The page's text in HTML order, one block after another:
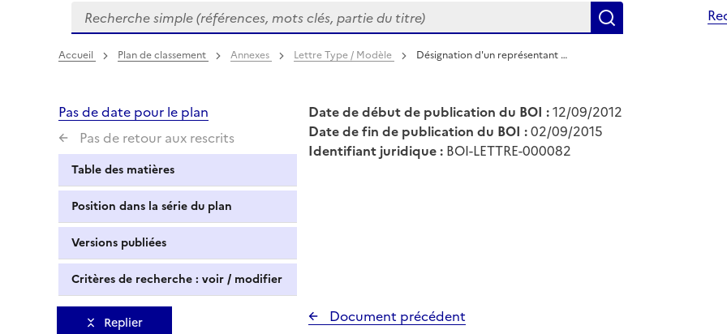
Formulaire
de
recherche
Recherche simple (références, mots clés, partie du titre)
Accueil Plan de classement Annexes Lettre Type / Modèle Désignation d'un représentant …
Pas de date pour le plan
Pas de retour aux rescrits
Table des matières
Position dans la série du plan
Versions publiées
Critères de recherche : voir / modifier
Date de début de publication du BOI :12/09/2012
Date de fin de publication du BOI :02/09/2015
Identifiant juridique : BOI-LETTRE-000082
Replier Document précédent